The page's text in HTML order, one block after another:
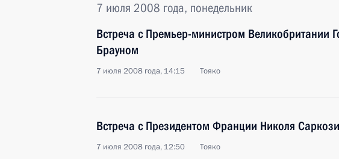
7 июля 2008 года, понедельник
Встреча с Премьер-министром Великобритании
Брауном
7 июля 2008 года, 14:15 Тояко
Встреча с Президентом Франции Николя Саркози
7 июля 2008 года, 12:50 Тояко